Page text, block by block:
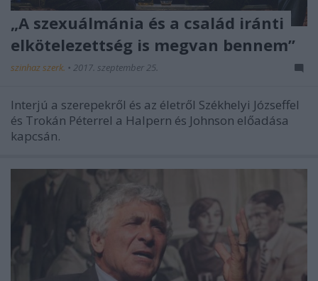
„A szexuálmánia és a család iránti
elkötelezettség is megvan bennem”
szinhaz szerk. • 2017. szeptember 25.
Interjú a szerepekről és az életről Székhelyi Józseffel
és Trokán Péterrel a Halpern és Johnson előadása
kapcsán.